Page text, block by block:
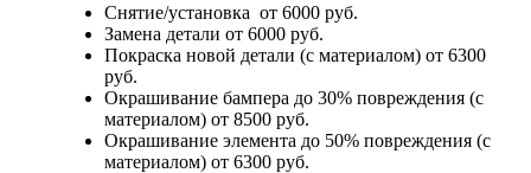
Снятие/установка от 6000 руб.
Замена детали от 6000 руб.
Покраска новой детали (с материалом) от 6300
руб.
Окрашивание бампера до 30% повреждения (с
материалом) от 8500 руб.
Окрашивание элемента до 50% повреждения (с
материалом) от 6300 руб.